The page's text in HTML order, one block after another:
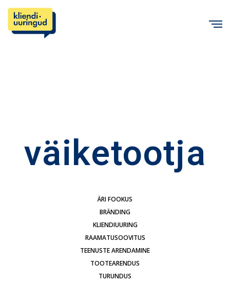
väiketootja
ÄRI FOOKUS
BRÄNDING
KLIENDIUURING
RAAMATUSOOVITUS
TEENUSTE ARENDAMINE
TOOTEARENDUS
TURUNDUS